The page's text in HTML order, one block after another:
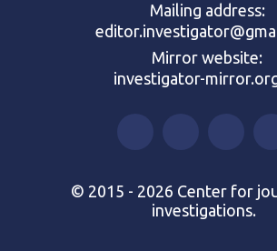
Mailing address:
Mirror website:
investigator-
© 2015 - 2026 Center for
investigations.